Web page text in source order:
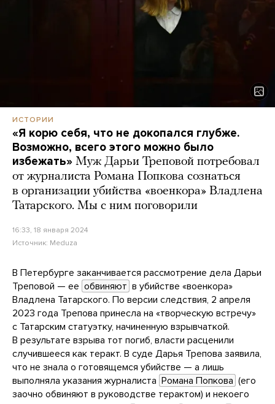
ИСТОРИИ
«Я корю себя, что не докопался глубже.
Возможно, всего этого можно было
избежать» Муж Дарьи Треповой потребовал
от журналиста Романа Попкова сознаться
в организации убийства «военкора» Владлена
Татарского. Мы с ним поговорили
16:33, 18 января 2024
Источник: Meduza
В Петербурге заканчивается рассмотрение дела Дарьи
Треповой — ее обвиняют в убийстве «военкора»
Владлена Татарского. По версии следствия, 2 апреля
2023 года Трепова принесла на «творческую встречу»
с Татарским статуэтку, начиненную взрывчаткой.
В результате взрыва тот погиб, власти расценили
случившееся как теракт. В суде Дарья Трепова заявила,
что не знала о готовящемся убийстве — а лишь
выполняла указания журналиста Романа Попкова (его
заочно обвиняют в руководстве терактом) и некоего